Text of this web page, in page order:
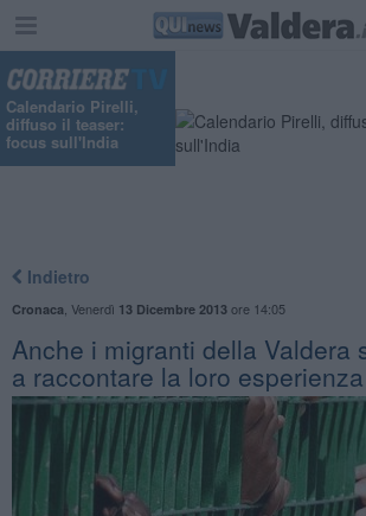
Calendario Pirelli,
diffuso il teaser:
focus sull'India
Indietro
Cronaca Venerdì 13 Dicembre 2013ore 14:05
Anche i migranti della Valdera
a raccontare la loro esperienza